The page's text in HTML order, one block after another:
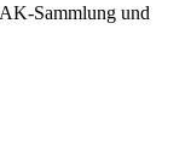
Sammlung und